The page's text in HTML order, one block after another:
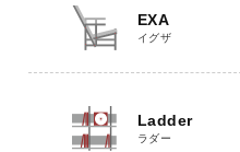
EXA
イグザ
Ladder
ラダー